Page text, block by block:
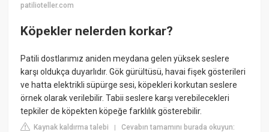
patilioteller.com
Köpekler nelerden korkar?
Patili dostlarımız aniden meydana gelen yüksek seslere
karşı oldukça duyarlıdır. Gök gürültüsü, havai fişek gösterileri
ve hatta elektrikli süpürge sesi, köpekleri korkutan seslere
örnek olarak verilebilir. Tabii seslere karşı verebilecekleri
tepkiler de köpekten köpeğe farklılık gösterebilir.
Kaynak kaldırma talebi |Cevabın tamamını burada okuyun: